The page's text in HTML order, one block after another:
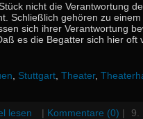
nicht die Verantwortung
Schließlich gehören zu
sich ihrer Verantwortung
es die Begatter sich hier oft
Stuttgart Theater,
lesen | Kommentare (0) | 9.